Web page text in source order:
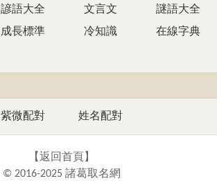
諺語大全 文言文
謎語大全
成長標準 冷知識
在線字典
紫微配對 姓名配對
【返回首頁 】
© 2016-2025 諸葛取名網